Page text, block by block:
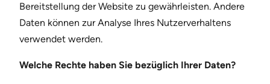
Bereitstellung der Website zu gewährleisten. Andere
Daten können zur Analyse Ihres Nutzerverhaltens
verwendet werden.
Welche Rechte haben Sie bezüglich Ihrer Daten?